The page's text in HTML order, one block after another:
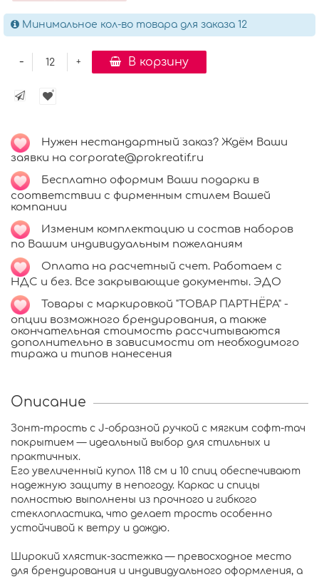
Минимальное кол-во товара для заказа 12
+
- В корзину
Нужен нестандартный заказ? Ждём Ваши
заявки на corporate@prokreatif.ru
Бесплатно оформим Ваши подарки в
соответствии с фирменным стилем Вашей
компании
Изменим комплектацию и состав наборов
по Вашим индивидуальным пожеланиям
Оплата на расчетный счет. Работаем с
НДС и без. Все закрывающие документы. ЭДО
Товары с маркировкой "ТОВАР ПАРТНЁРА" -
опции возможного брендирования, а также
окончательная стоимость рассчитываются
дополнительно в зависимости от необходимого
тиража и типов нанесения
Описание
Зонт-трость с J-образной ручкой с мягким софт-тач
покрытием — идеальный выбор для стильных и
практичных.
Его увеличенный купол 118 см и 10 спиц обеспечивают
надежную защиту в непогоду. Каркас и спицы
полностью выполнены из прочного и гибкого
стеклопластика, что делает трость особенно
устойчивой к ветру и дождю.
Широкий хлястик-застежка — превосходное место
для брендирования и индивидуального оформления, а